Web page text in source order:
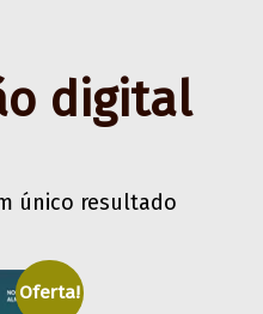
digital
único resultado
Oferta!